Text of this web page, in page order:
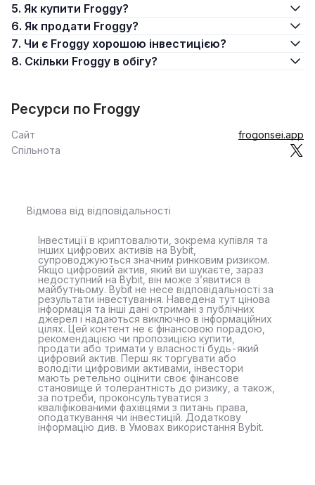
5. Як купити Froggy?
6. Як продати Froggy?
7. Чи є Froggy хорошою інвестицією?
8. Скільки Froggy в обігу?
Ресурси по Froggy
Сайт
frogonsei.app
Спільнота
Відмова від відповідальності
Інвестиції в криптовалюти, зокрема купівля та
інших цифрових активів на Bybit,
супроводжуються значним ринковим ризиком.
Якщо цифровий актив, який ви шукаєте, зараз
недоступний на Bybit, він може з’явитися в
майбутньому. Bybit не несе відповідальності за
результати інвестування. Наведена тут цінова
інформація та інші дані отримані з публічних
джерел і надаються виключно в інформаційних
цілях. Цей контент не є фінансовою порадою,
рекомендацією чи пропозицією купити,
продати або тримати у власності будь-який
цифровий актив. Перш як торгувати або
володіти цифровими активами, інвестори
мають ретельно оцінити своє фінансове
становище й толерантність до ризику, а також,
за потреби, проконсультуватися з
кваліфікованими фахівцями з питань права,
оподаткування чи інвестицій. Додаткову
інформацію див. в Умовах використання Bybit.